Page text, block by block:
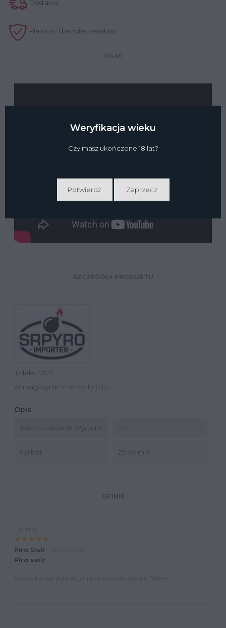
Dostawa
Płatność i bezpieczeństwo
FILM
SZCZEGÓŁY PRODUKTU
Indeks
22129
W magazynie 37 Przedmioty
Opis
Ilość Strzałów W Wyrzutni 33s
Kaliber 25-30 mm
OPINIE
Ocena
Piro Swir
2025-12-07
Piro swir
Kozacka wyrzutnia , ona strzela jak dobre 38mm
Weryfikacja wieku
Czy masz ukończone 18 lat?
Potwierdź Zaprzecz